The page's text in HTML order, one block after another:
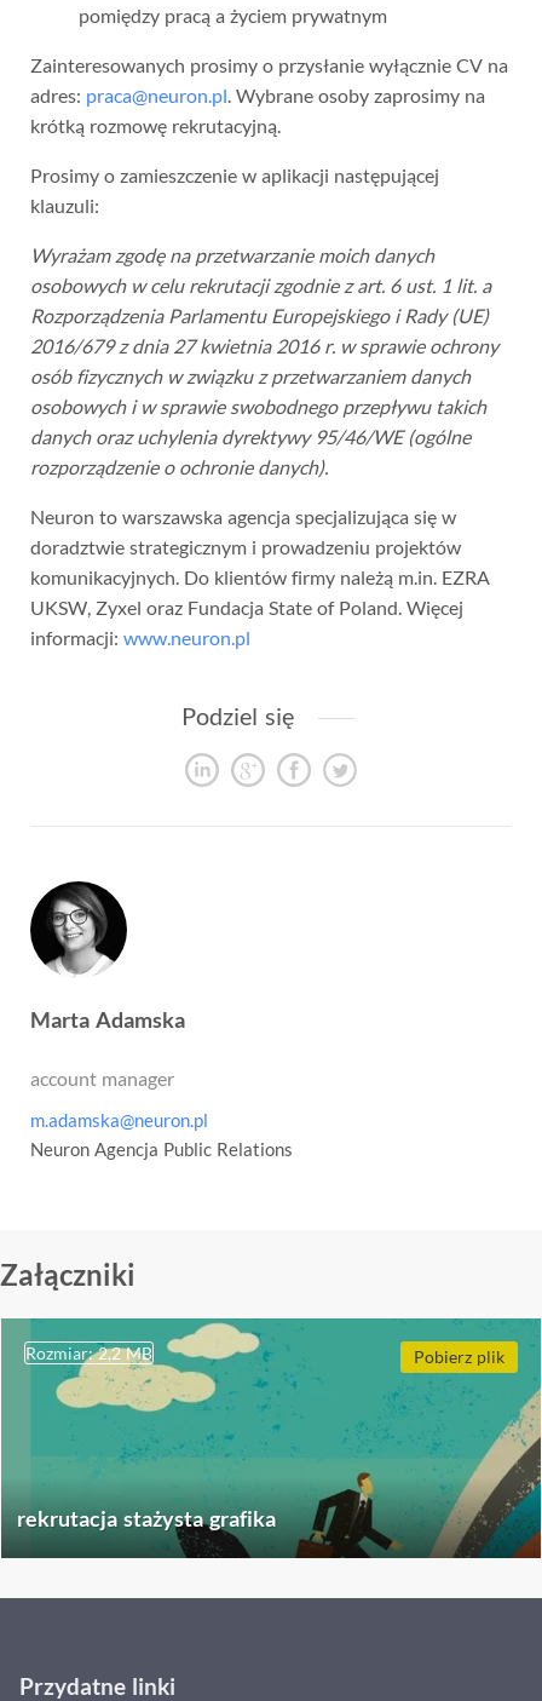
pomiędzy pracą a życiem prywatnym
Zainteresowanych prosimy o przysłanie wyłącznie CV na
adres: praca@neuron.pl . Wybrane osoby zaprosimy na
krótką rozmowę rekrutacyjną.
Prosimy o zamieszczenie w aplikacji następującej
klauzuli:
Wyrażam zgodę na przetwarzanie moich danych
osobowych w celu rekrutacji zgodnie z art. 6 ust. 1 lit. a
Rozporządzenia Parlamentu Europejskiego i Rady (UE)
2016/679 z dnia 27 kwietnia 2016 r. w sprawie ochrony
osób fizycznych w związku z przetwarzaniem danych
osobowych i w sprawie swobodnego przepływu takich
danych oraz uchylenia dyrektywy 95/46/WE (ogólne
rozporządzenie o ochronie danych).
Neuron to warszawska agencja specjalizująca się w
doradztwie strategicznym i prowadzeniu projektów
komunikacyjnych. Do klientów firmy należą m.in. EZRA
UKSW, Zyxel oraz Fundacja State of Poland. Więcej
informacji: www.neuron.pl
Podziel się
Marta Adamska
account manager
m.adamska@neuron.pl
Neuron Agencja Public Relations
Załączniki
rekrutacja stażysta grafika
Rozmiar: 2,2 MB Pobierz plik
Przydatne linki